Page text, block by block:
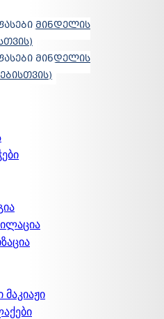
ᲤᲐᲡᲔᲑᲘ ᲛᲘᲜᲓᲔᲚᲘᲡ
ᲤᲐᲡᲔᲑᲘ ᲛᲘᲜᲓᲔᲚᲘᲡ